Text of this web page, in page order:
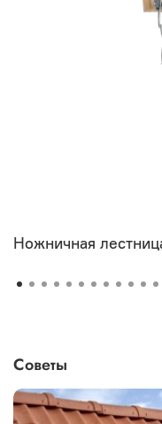
Ножничная
Советы